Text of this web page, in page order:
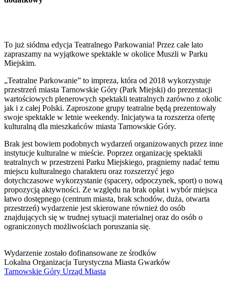
To już siódma edycja Teatralnego Parkowania! Przez całe lato
zapraszamy na wyjątkowe spektakle w okolice Muszli w Parku
Miejskim.
„Teatralne Parkowanie” to impreza, która od 2018 wykorzystuje
przestrzeń miasta Tarnowskie Góry (Park Miejski) do prezentacji
wartościowych plenerowych spektakli teatralnych zarówno z okolic
jak i z całej Polski. Zaproszone grupy teatralne będą prezentowały
swoje spektakle w letnie weekendy. Inicjatywa ta rozszerza ofertę
kulturalną dla mieszkańców miasta Tarnowskie Góry.
Brak jest bowiem podobnych wydarzeń organizowanych przez inne
instytucje kulturalne w mieście. Poprzez organizację spektakli
teatralnych w przestrzeni Parku Miejskiego, pragniemy nadać temu
miejscu kulturalnego charakteru oraz rozszerzyć jego
dotychczasowe wykorzystanie (spacery, odpoczynek, sport) o nową
propozycją aktywności. Ze względu na brak opłat i wybór miejsca
łatwo dostępnego (centrum miasta, brak schodów, duża, otwarta
przestrzeń) wydarzenie jest skierowane również do osób
znajdujących się w trudnej sytuacji materialnej oraz do osób o
ograniczonych możliwościach poruszania się.
Wydarzenie zostało dofinansowane ze środków
Lokalna Organizacja Turystyczna Miasta Gwarków
Tarnowskie Góry Urząd Miasta